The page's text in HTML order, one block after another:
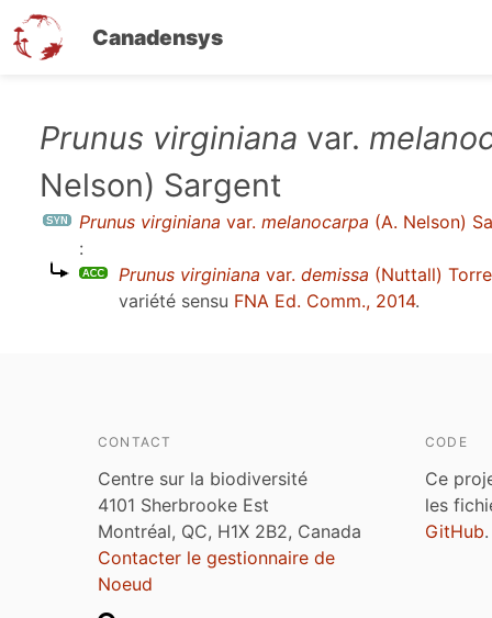
Canadensys
contenu
Prunus virginiana var.
Nelson) Sargent
Prunus virginiana var. melanocarpa (A. Nelson)
:
Prunus virginiana var. demissa (Nuttall)
variété sensu FNA Ed. Comm., 2014.
CONTACT
Centre sur la biodiversité
4101 Sherbrooke Est
Montréal, QC, H1X 2B2, Canada
Contacter le gestionnaire de
Noeud
CODE
Ce
les
GitHub.